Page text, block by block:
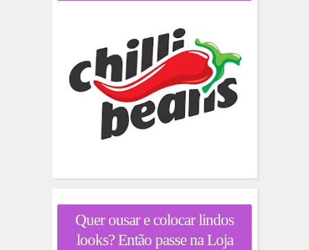
Quer ousar e colocar lindos
looks? Então passe na Loja